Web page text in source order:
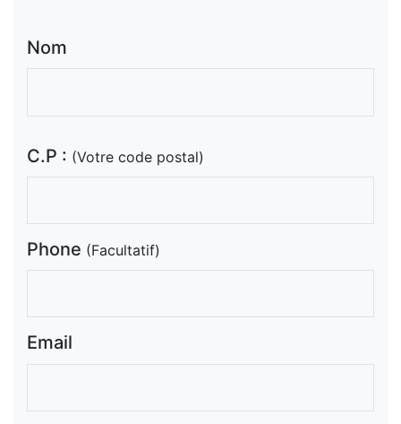
Nom
C.P : (Votre code postal)
Phone (Facultatif)
Email